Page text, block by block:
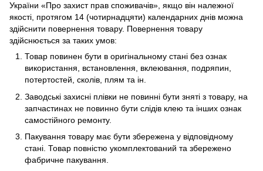
України «Про захист прав споживачів», якщо він належної
якості, протягом 14 (чотирнадцяти) календарних днів можна
здійснити повернення товару. Повернення товару
здійснюється за таких умов:
Товар повинен бути в оригінальному стані без ознак
використання, встановлення, вклеювання, подряпин,
потертостей, сколів, плям та ін.
Заводські захисні плівки не повинні бути зняті з товару, на
запчастинах не повинно бути слідів клею та інших ознак
самостійного ремонту.
Пакування товару має бути збережена у відповідному
стані. Товар повністю укомплектований та збережено
фабричне пакування.